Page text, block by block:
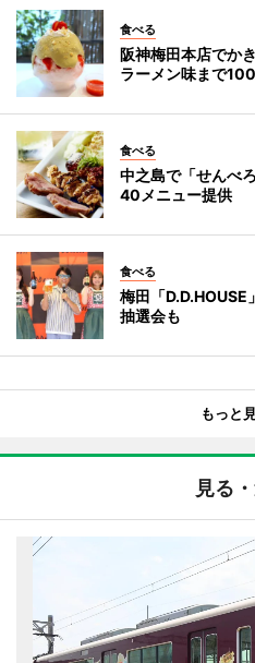
食べる
阪神梅田本店でか
ラーメン味まで
食べる
中之島で「せんべ
40メニュー提供
食べる
梅田「
抽選会も
もっと
見る